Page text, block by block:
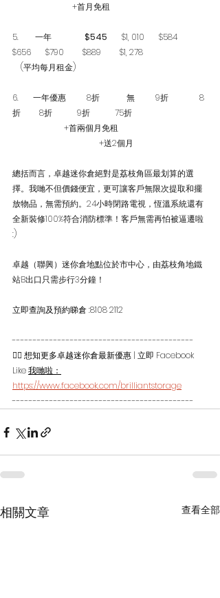
+首月免租
5.        一年 $545
       $1, 010       $584
$656       $790         $889         $1, 278
    (平均每月租金)
6.       一年優惠 8折
             無          9折               8
折         8折            9折            75折
+首兩個月免租
                                          +送2個月
總括而言，卓越迷你倉絕對是荔枝角區最划算的選
擇。我哋不但價錢便宜，更可讓客戶無限次提取和擺
放物品，無需預約。24小時閉路電視，恆溫系統還有
全新裝修100%符合消防標準！客戶無需再怕被逼遷啦
:)
卓越（聯興）迷你倉地點位於市中心，由荔枝角地鐵
站B出口只需步行3分鐘！
立即查詢及預約睇倉 :8108 2112
--------------------------------------------
💁‍♀‍ 想知更多卓越迷你倉最新優惠 | 立即 Facebook
Like 我哋啦：
https://www.facebook.com/brilliantstorage
--------------------------------------------
相關文章 查看全部